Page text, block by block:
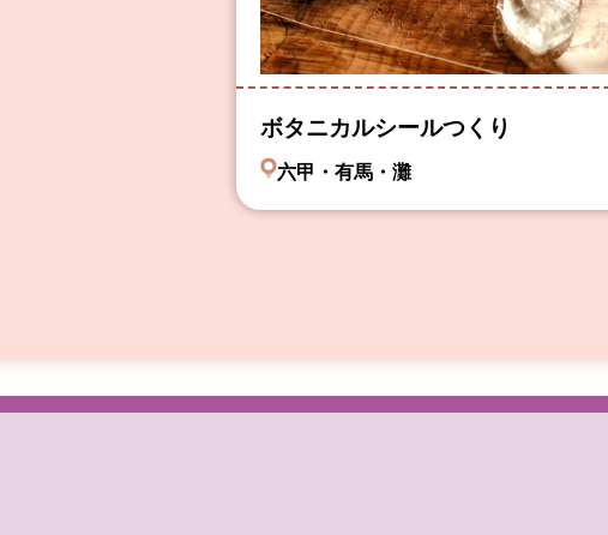
ボタニカルシールつくり
六甲・有馬・灘